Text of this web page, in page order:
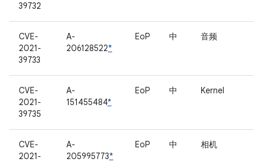
39732
CVE-
2021-
39733
A-
206128522*
EoP 中 音频
CVE-
2021-
39735
A-
151455484*
EoP 中 Kernel
CVE-
2021-
A-
205995773*
EoP 中 相机